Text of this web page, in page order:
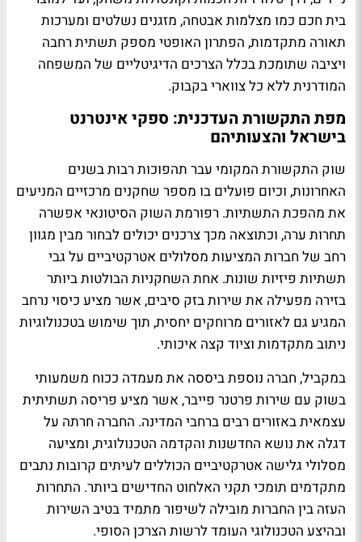
בית חכם כמו מצלמות אבטחה, מזגנים נשלטים ומערכות
תאורה מתקדמות, הפתרון האופטי מספק תשתית רחבה
ויציבה שתומכת בכלל הצרכים הדיגיטליים של המשפחה
המודרנית ללא כל צווארי בקבוק.
מפת התקשורת העדכנית: ספקי אינטרנט
בישראל והצעותיהם
שוק התקשורת המקומי עבר תהפוכות רבות בשנים
האחרונות, וכיום פועלים בו מספר שחקנים מרכזיים המניעים
את מהפכת התשתיות. רפורמת השוק הסיטונאי אפשרה
תחרות ערה, וכתוצאה מכך צרכנים יכולים לבחור מבין מגוון
רחב של חברות המציעות מסלולים אטרקטיביים על גבי
תשתיות פיזיות שונות. אחת השחקניות הבולטות ביותר
בזירה מפעילה את שירות בזק סיבים, אשר מציע כיסוי נרחב
המגיע גם לאזורים מרוחקים יחסית, תוך שימוש בטכנולוגיות
ניתוב מתקדמות וציוד קצה איכותי.
במקביל, חברה נוספת ביססה את מעמדה ככוח משמעותי
בשוק עם שירות פרטנר פייבר, אשר מציע פריסה תשתיתית
עצמאית באזורים רבים ברחבי המדינה. החברה חרתה על
דגלה את נושא החדשנות והקדמה הטכנולוגית, ומציעה
מסלולי גלישה אטרקטיביים הכוללים לעיתים קרובות נתבים
מתקדמים תומכי תקני האלחוט החדישים ביותר. התחרות
העזה בין החברות מובילה לשיפור מתמיד בטיב השירות
ובהיצע הטכנולוגי העומד לרשות הצרכן הסופי.